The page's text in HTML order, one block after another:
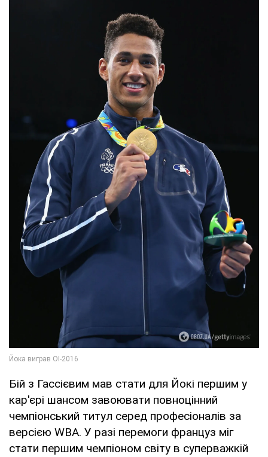
Бій з Гассієвим мав стати для Йокі першим у
кар'єрі шансом завоювати повноцінний
чемпіонський титул серед професіоналів за
версією WBA. У разі перемоги француз міг
стати першим чемпіоном світу в суперважкій